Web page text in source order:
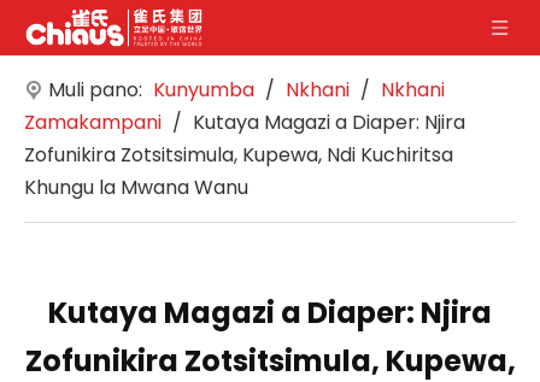
Muli pano: Kunyumba / Nkhani / Nkhani
Zamakampani / Kutaya Magazi a Diaper: Njira
Zofunikira Zotsitsimula, Kupewa, Ndi Kuchiritsa
Khungu la Mwana Wanu
Kutaya Magazi a Diaper: Njira
Zofunikira Zotsitsimula, Kupewa,